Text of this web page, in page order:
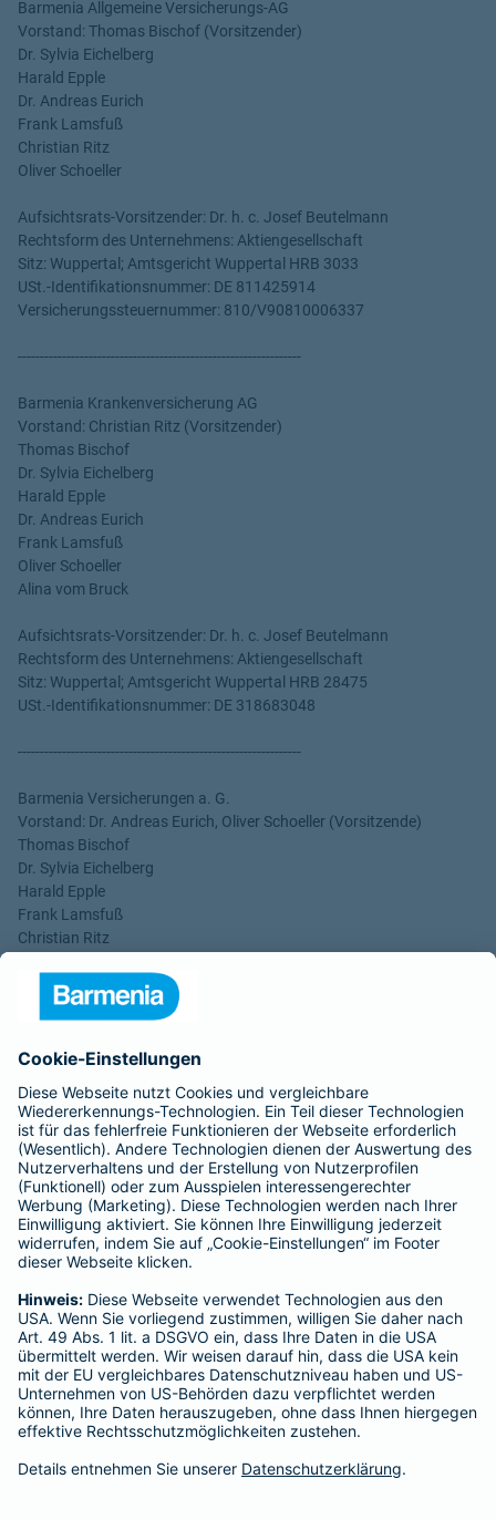
Barmenia Allgemeine Versicherungs-AG
Vorstand: Thomas Bischof (Vorsitzender)
Dr. Sylvia Eichelberg
Harald Epple
Dr. Andreas Eurich
Frank Lamsfuß
Christian Ritz
Oliver Schoeller
Aufsichtsrats-Vorsitzender: Dr. h. c. Josef Beutelmann
Rechtsform des Unternehmens: Aktiengesellschaft
Sitz: Wuppertal; Amtsgericht Wuppertal HRB 3033
USt.-Identifikationsnummer: DE 811425914
Versicherungssteuernummer: 810/V90810006337
----------------------------------------------------------------
Barmenia Krankenversicherung AG
Vorstand: Christian Ritz (Vorsitzender)
Thomas Bischof
Dr. Sylvia Eichelberg
Harald Epple
Dr. Andreas Eurich
Frank Lamsfuß
Oliver Schoeller
Alina vom Bruck
Aufsichtsrats-Vorsitzender: Dr. h. c. Josef Beutelmann
Rechtsform des Unternehmens: Aktiengesellschaft
Sitz: Wuppertal; Amtsgericht Wuppertal HRB 28475
USt.-Identifikationsnummer: DE 318683048
----------------------------------------------------------------
Barmenia Versicherungen a. G.
Vorstand: Dr. Andreas Eurich, Oliver Schoeller (Vorsitzende)
Thomas Bischof
Dr. Sylvia Eichelberg
Harald Epple
Frank Lamsfuß
Christian Ritz
Aufsichtsrats-Vorsitzender: Dr. h. c. Josef Beutelmann
Gegenseitigkeit
USt.-Identifikationsnummer: DE 121102508
----------------------------------------------------------------
Gothaer Lebensversicherung AG
Vorstand: Alina vom Bruck (Vorsitzende)
Thomas Bischof
Dr. Sylvia Eichelberg
Dr. Andreas Eurich
Frank Lamsfuß
Christian Ritz
Oliver Schoeller
Aufsichtsrats-Vorsitzender: Prof. Dr. Werner Görg
Sitz: Köln; Amtsgericht Köln HRB 56769